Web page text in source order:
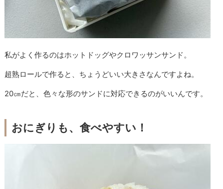
私がよく作るのはホットドッグやクロワッサンサンド。
超熟ロールで作ると、ちょうどいい大きさなんですよね。
20㎝だと、色々な形のサンドに対応できるのがいいんです。
おにぎりも、食べやすい！